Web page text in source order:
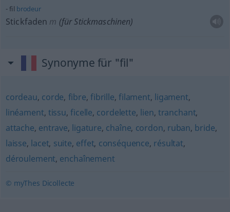
fil brodeur
Stickfaden m (für Stickmaschinen)
Synonyme für "fil"
cordeau, corde, fibre,fibrille,filament, ligament,
linéament, tissu,ficelle, cordelette, lien, tranchant,
attache, entrave, ligature, chaîne, cordon, ruban, bride,
laisse, lacet, suite, effet, conséquence, résultat,
déroulement, enchaînement
© myThes Dicollecte